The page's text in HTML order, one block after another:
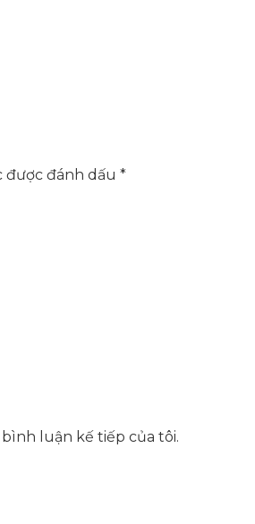
được đánh dấu *
luận kế tiếp của tôi.